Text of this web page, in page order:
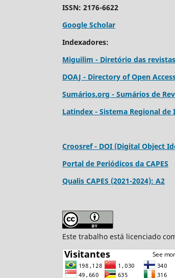
ISSN: 2176-6622
Google Scholar
Indexadores:
Miguilim - Diretório das
DOAJ - Directory of Open
Sumários.org - Sumários de
Latindex - Sistema Regional
Croosref - DOI (Digital Object
Portal de Periódicos da CAPES
Qualis CAPES (2021-2024): A2
Este trabalho está licenciado